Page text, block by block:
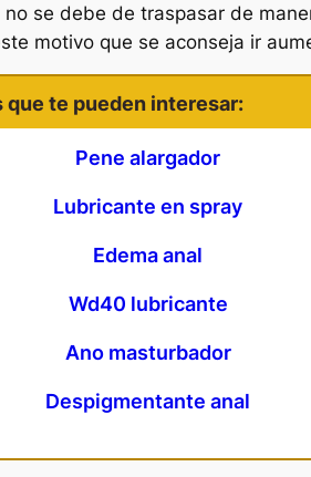
se debe de traspasar de
motivo que se aconseja ir
te pueden interesar:
Pene alargador
Lubricante en spray
Edema anal
Wd40 lubricante
Ano masturbador
Despigmentante anal